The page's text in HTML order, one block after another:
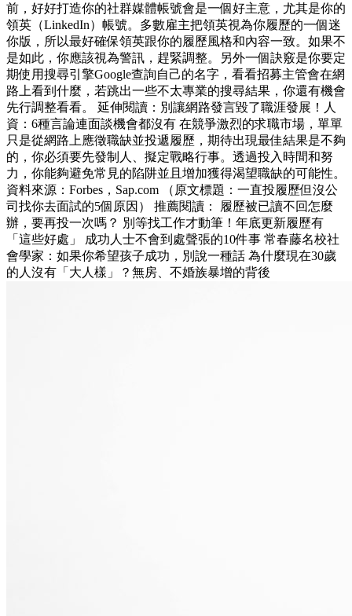
前，好好打造你的社群媒體帳號會是一個好主意，尤其是你的
領英（LinkedIn）帳號。多數雇主把領英視為你履歷的一個迷
你版，所以最好確保領英跟你的履歷風格和內容一致。如果不
是如此，你應該視為警訊，趕緊調整。另外一個訣竅是你要定
期使用搜尋引擎Google查詢自己的名字，看看招募主管會在網
路上看到什麼，若跳出一些不太專業的搜尋結果，你還有機會
先行調整看看。 延伸閱讀：別讓網路發言毀了職涯發展！人
資：6種言論連面談機會都沒有 在競爭激烈的求職市場，單單
只是從網路上應徵職缺並投遞履歷，期待出現最佳結果是不夠
的，你必須要先發制人、擬定戰略行事。透過投入時間和努
力，你能夠避免常見的陷阱並且增加獲得渴望職缺的可能性。
資料來源：Forbes，Sap.com （原文標題：一直投履歷但沒公
司找你去面試的5個原因） 推薦閱讀： 履歷被已讀不回怎麼
辦，要再投一次嗎？ 別等找工作才動筆！年底更新履歷有
「這些好處」 成功人士不會到處聲張的10件事 常春藤名校社
會學家：如果你希望孩子成功，別說一種話 為什麼現在30歲
的人沒有「大人樣」？無房、不婚族暴增的背後